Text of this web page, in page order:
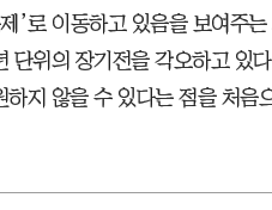
’로 이동하고 있음을 보여주
단위의 장기전을 각오하고 있
지 않을 수 있다는 점을 처음